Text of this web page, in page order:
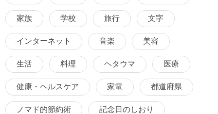
家族 学校 旅行 文字
インターネット 音楽 美容
生活 料理 ヘタウマ 医療
健康・ヘルスケア 家電 都道府県
ノマド的節約術 記念日のしおり